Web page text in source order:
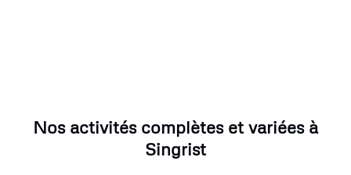
Nos activités complètes et variées à
Singrist